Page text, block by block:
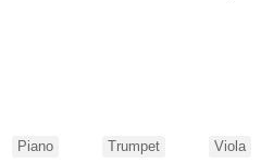
Piano Trumpet Viola